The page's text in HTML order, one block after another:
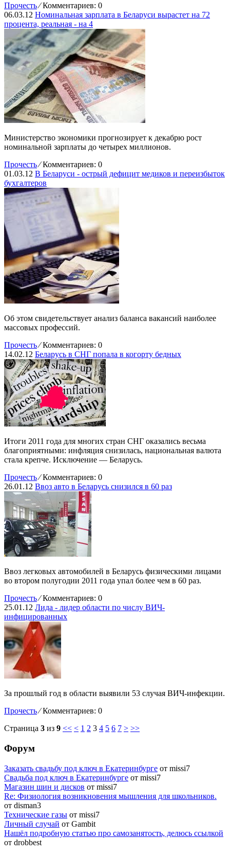
Прочесть ⁄Комментариев: 0
06.03.12 Номинальная зарплата в Беларуси вырастет на 72
процента, реальная - на 4
Министерство экономики прогнозирует к декабрю рост
номинальной зарплаты до четырех миллионов.
Прочесть ⁄Комментариев: 0
01.03.12 В Беларуси - острый дефицит медиков и переизбыток
бухгалтеров
Об этом свидетельствует анализ баланса вакансий наиболее
массовых профессий.
Прочесть ⁄Комментариев: 0
14.02.12 Беларусь в СНГ попала в когорту бедных
Итоги 2011 года для многих стран СНГ оказались весьма
благоприятными: инфляция снизилась, национальная валюта
стала крепче. Исключение — Беларусь.
Прочесть ⁄Комментариев: 0
26.01.12 Ввоз авто в Беларусь снизился в 60 раз
Ввоз легковых автомобилей в Беларусь физическими лицами
во втором полугодии 2011 года упал более чем в 60 раз.
Прочесть ⁄Комментариев: 0
25.01.12 Лида - лидер области по числу ВИЧ-
инфицированных
За прошлый год в области выявили 53 случая ВИЧ-инфекции.
Прочесть ⁄Комментариев: 0
Страница 3 из 9 << < 1 2 3 4 5 6 7 > >>
Форум
Заказать свадьбу под ключ в Екатеринбурге от missi7
Cвадьба под ключ в Екатеринбурге от missi7
Магазин шин и дисков от missi7
Re: Физиология возникновения мышления для школьников.
от disman3
Технические газы от missi7
Личный случай от Gambit
Нашёл подробную статью про самозанятость, делюсь ссылкой
от drobbest